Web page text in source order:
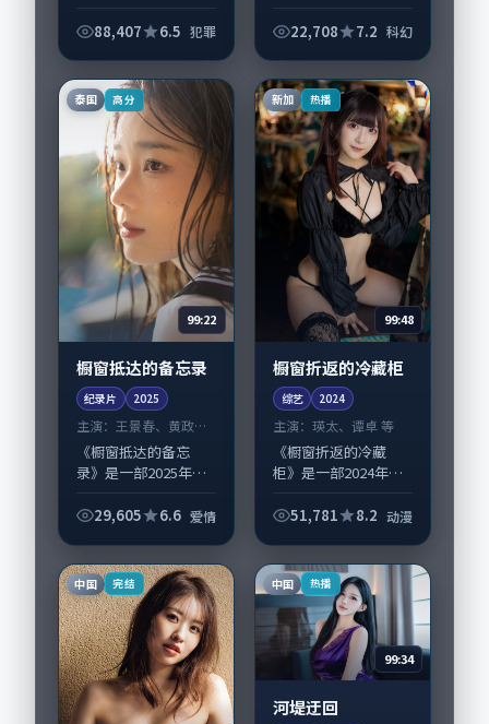
起红绿灯》值得关
合，王凯、赵丽颖与
配角群戏并重。影片
202...
88,407 6.5 犯罪 22,708 7.2 科幻
泰国 高分
99:22
橱窗抵达的备忘录
纪录片 2025
主演： 王景春、黄政民
等
《橱窗抵达的备忘
录》是一部2025年前
片，由毕赣执导，王
亦参与重要戏份。故
事围绕当代都市中...
29,605 6.6 爱情
新加 热播
99:48
橱窗折返的冷藏柜
综艺 2024
主演：瑛太、谭卓 等
《橱窗折返的冷藏
柜》是一部2024年前
艺，由宁浩执导，瑛
要戏份。故事围绕当
代都市中的抉择与救...
51,781 8.2 动漫
中国 完结 中国 热播
99:34
河堤迂回